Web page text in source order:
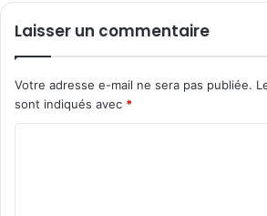
Laisser un commentaire
Votre adresse e-mail ne sera pas publiée.
sont indiqués avec *